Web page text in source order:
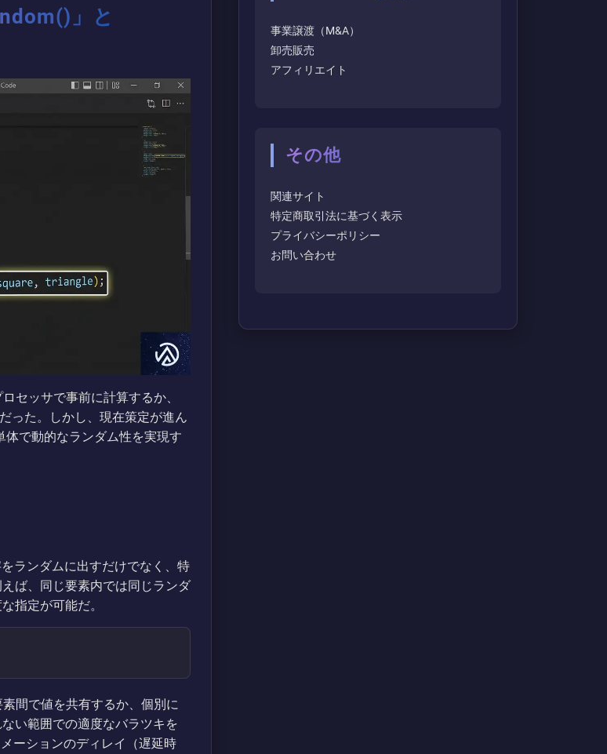
」と
セッサで事前に計算するか、
った。しかし、現在策定が進ん
で動的なランダム性を実現す
ランダムに出すだけでなく、特
ば、同じ要素内では同じランダ
指定が可能だ。
間で値を共有するか、個別に
い範囲での適度なバラツキを
ーションのディレイ（遅延時
事業譲渡（M&A）
卸売販売
アフィリエイト
その他
関連サイト
特定商取引法に基づく表示
プライバシーポリシー
お問い合わせ